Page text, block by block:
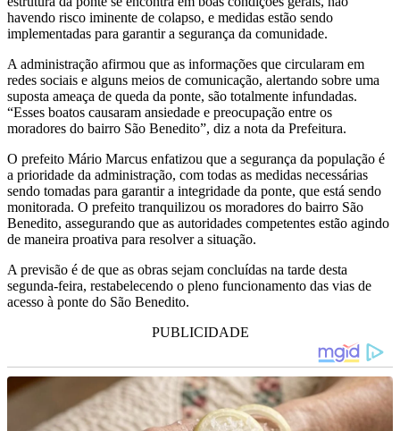
havendo risco iminente de colapso, e medidas estão sendo
implementadas para garantir a segurança da comunidade.
A administração afirmou que as informações que circularam em
redes sociais e alguns meios de comunicação, alertando sobre uma
suposta ameaça de queda da ponte, são totalmente infundadas.
“Esses boatos causaram ansiedade e preocupação entre os
moradores do bairro São Benedito”, diz a nota da Prefeitura.
O prefeito Mário Marcus enfatizou que a segurança da população é
a prioridade da administração, com todas as medidas necessárias
sendo tomadas para garantir a integridade da ponte, que está sendo
monitorada. O prefeito tranquilizou os moradores do bairro São
Benedito, assegurando que as autoridades competentes estão agindo
de maneira proativa para resolver a situação.
A previsão é de que as obras sejam concluídas na tarde desta
segunda-feira, restabelecendo o pleno funcionamento das vias de
acesso à ponte do São Benedito.
PUBLICIDADE